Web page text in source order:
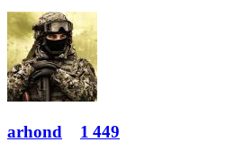
arhond 1 449